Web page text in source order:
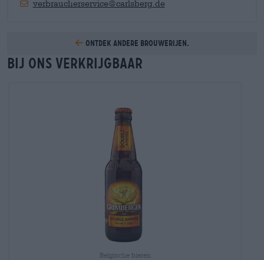
verbraucherservice@carlsberg.de
Ontdek andere brouwerijen.
Bij ons verkrijgbaar
Belgische bieren